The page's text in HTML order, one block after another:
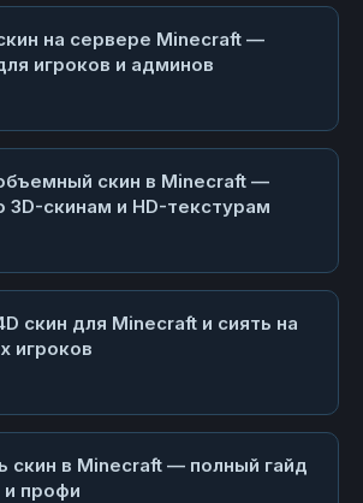
на сервере Minecraft —
игроков и админов
скин в Minecraft —
3D-скинам и HD-текстурам
скин для Minecraft и сиять на
игроков
скин в Minecraft — полный гайд
и профи